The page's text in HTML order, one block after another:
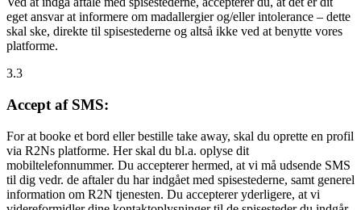
eget ansvar at informere om madallergier og/eller intolerance – dette
skal ske, direkte til spisestederne og altså ikke ved at benytte vores
platforme.
3.3
Accept af SMS:
For at booke et bord eller bestille take away, skal du oprette en profil
via R2Ns platforme. Her skal du bl.a. oplyse dit
mobiltelefonnummer. Du accepterer hermed, at vi må udsende SMS
til dig vedr. de aftaler du har indgået med spisestederne, samt generel
information om R2N tjenesten. Du accepterer yderligere, at vi